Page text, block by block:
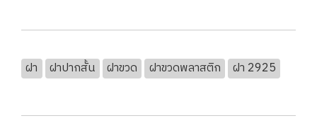
ฝา ฝาปากสั้น ฝาขวด ฝาขวดพลาสติก ฝา 2925